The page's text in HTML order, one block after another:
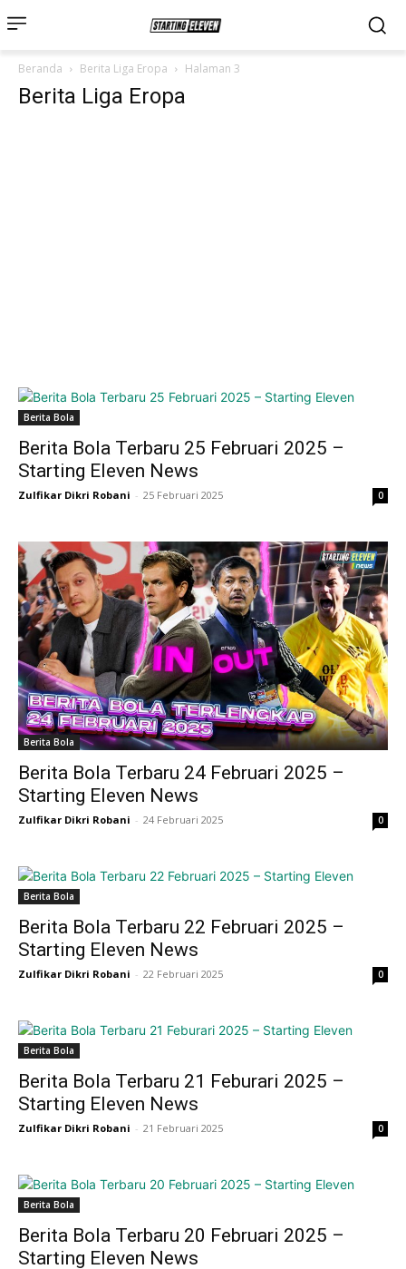
Beranda Berita Liga Eropa Halaman 3
Berita Liga Eropa
Berita Bola
Berita Bola Terbaru 25 Februari 2025 –
Starting Eleven News
Zulfikar Dikri Robani - 25 Februari 2025 0
Berita Bola
Berita Bola Terbaru 24 Februari 2025 –
Starting Eleven News
Zulfikar Dikri Robani - 24 Februari 2025 0
Berita Bola
Berita Bola Terbaru 22 Februari 2025 –
Starting Eleven News
Zulfikar Dikri Robani - 22 Februari 2025 0
Berita Bola
Berita Bola Terbaru 21 Feburari 2025 –
Starting Eleven News
Zulfikar Dikri Robani - 21 Februari 2025 0
Berita Bola
Berita Bola Terbaru 20 Februari 2025 –
Starting Eleven News